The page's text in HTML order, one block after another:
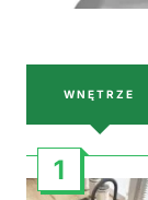
WNĘTRZE
1